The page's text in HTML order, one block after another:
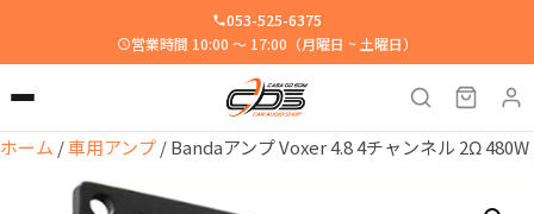
053-525-6375
営業時間 10:00 ～ 17:00（月曜日 ~ 土曜日）
ホーム /車用アンプ/ Bandaアンプ Voxer 4.8 4チャンネル 2Ω 480W